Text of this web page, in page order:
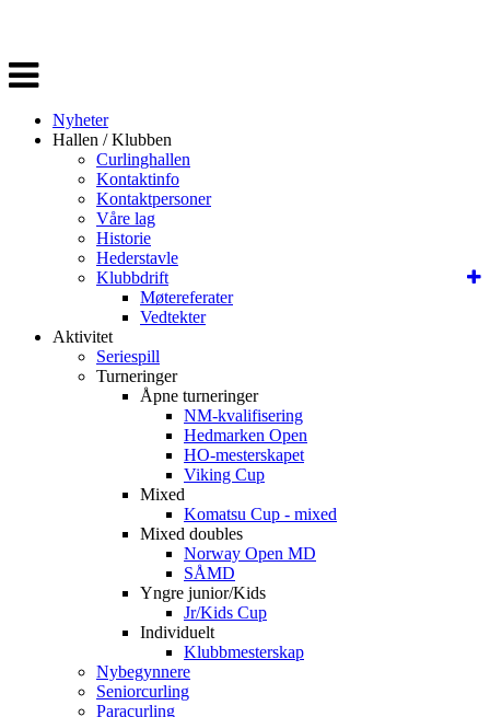
Veksle
navigasjon
Nyheter
Hallen / Klubben
Curlinghallen
Kontaktinfo
Kontaktpersoner
Våre lag
Historie
Hederstavle
Klubbdrift
Møtereferater
Vedtekter
Aktivitet
Seriespill
Turneringer
Åpne turneringer
NM-kvalifisering
Hedmarken Open
HO-mesterskapet
Viking Cup
Mixed
Komatsu Cup - mixed
Mixed doubles
Norway Open MD
SÅMD
Yngre junior/Kids
Jr/Kids Cup
Individuelt
Klubbmesterskap
Nybegynnere
Seniorcurling
Paracurling